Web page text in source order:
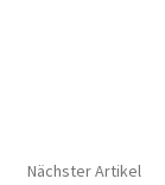
Nächster Artikel